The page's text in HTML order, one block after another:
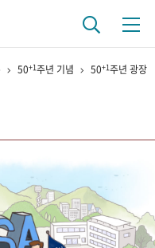
연구자들
50+1주년 기념 50+1주년 광장